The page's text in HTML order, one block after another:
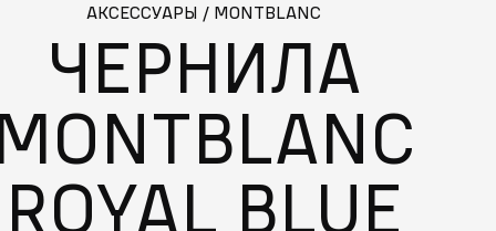
АКСЕССУАРЫ / MONTBLANC
ЧЕРНИЛА
ROYAL BLUE